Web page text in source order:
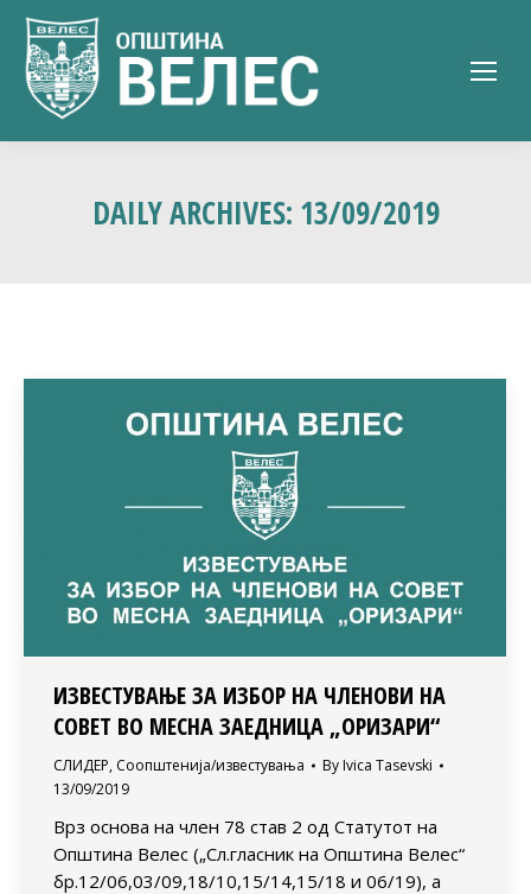
DAILY ARCHIVES: 13/09/2019
ИЗВЕСТУВАЊЕ ЗА ИЗБОР НА ЧЛЕНОВИ НА
СОВЕТ ВО МЕСНА ЗАЕДНИЦА „ОРИЗАРИ“
СЛИДЕР, Соопштенија/известувања By Ivica Tasevski
13/09/2019
Врз основа на член 78 став 2 од Статутот на
Општина Велес („Сл.гласник на Општина Велес“
бр.12/06,03/09,18/10,15/14,15/18 и 06/19), а